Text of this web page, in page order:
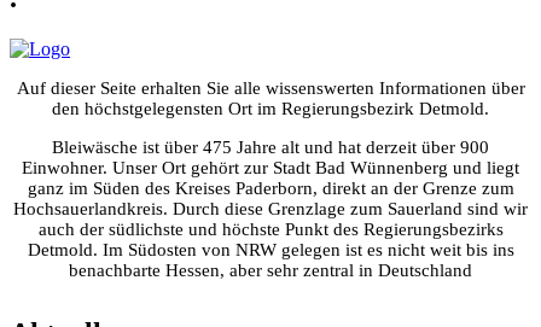
Auf dieser Seite erhalten Sie alle wissenswerten Informationen über
den höchstgelegensten Ort im Regierungsbezirk Detmold.
Bleiwäsche ist über 475 Jahre alt und hat derzeit über 900
Einwohner. Unser Ort gehört zur Stadt Bad Wünnenberg und liegt
ganz im Süden des Kreises Paderborn, direkt an der Grenze zum
Hochsauerlandkreis. Durch diese Grenzlage zum Sauerland sind wir
auch der südlichste und höchste Punkt des Regierungsbezirks
Detmold. Im Südosten von NRW gelegen ist es nicht weit bis ins
benachbarte Hessen, aber sehr zentral in Deutschland